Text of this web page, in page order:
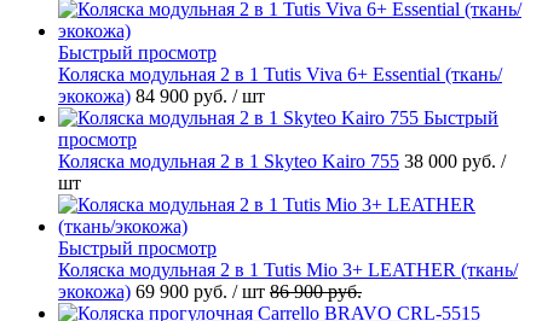
Быстрый просмотр
Коляска модульная 2 в 1 Tutis Viva 6+ Essential (ткань/
экокожа) 84 900 руб. / шт
Быстрый
просмотр
Коляска модульная 2 в 1 Skyteo Kairo 755 38 000 руб. /
шт
Быстрый просмотр
Коляска модульная 2 в 1 Tutis Mio 3+ LEATHER (ткань/
экокожа) 69 900 руб. / шт 86 900 руб.